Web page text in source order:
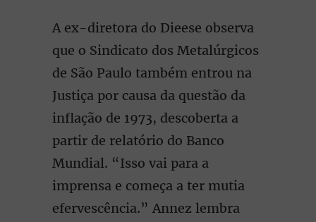
A ex-diretora do Dieese observa
que o Sindicato dos Metalúrgicos
de São Paulo também entrou na
Justiça por causa da questão da
inflação de 1973, descoberta a
partir de relatório do Banco
Mundial. “Isso vai para a
imprensa e começa a ter mutia
efervescência.” Annez lembra